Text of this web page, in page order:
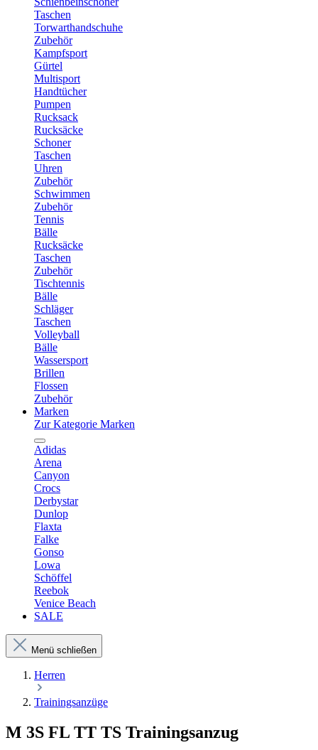
Taschen
Torwarthandschuhe
Zubehör
Kampfsport
Gürtel
Multisport
Handtücher
Pumpen
Rucksack
Rucksäcke
Schoner
Taschen
Uhren
Zubehör
Schwimmen
Zubehör
Tennis
Bälle
Rucksäcke
Taschen
Zubehör
Tischtennis
Bälle
Schläger
Taschen
Volleyball
Bälle
Wassersport
Brillen
Flossen
Zubehör
Marken
Zur Kategorie Marken
Adidas
Arena
Canyon
Crocs
Derbystar
Dunlop
Flaxta
Falke
Gonso
Lowa
Schöffel
Reebok
Venice Beach
SALE
Menü schließen
Herren
Trainingsanzüge
M 3S FL TT TS Trainingsanzug